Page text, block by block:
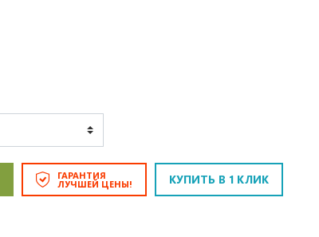
ГАРАНТИЯ
ЛУЧШЕЙ ЦЕНЫ! КУПИТЬ В 1 КЛИК